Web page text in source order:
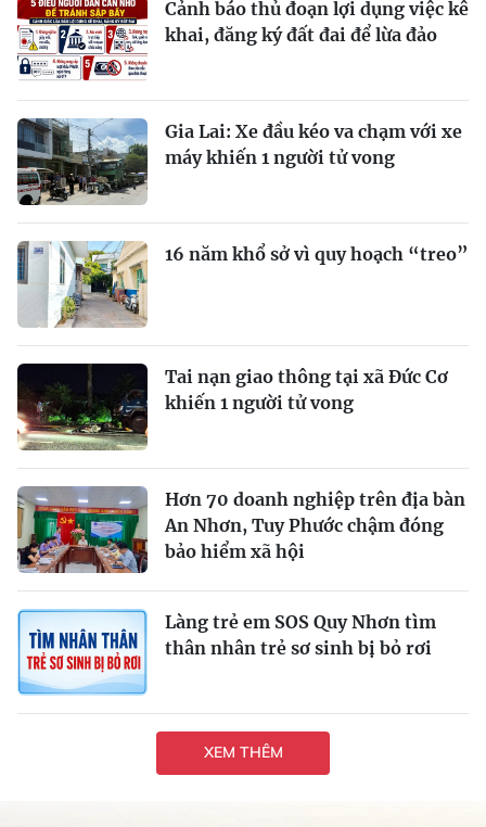
Cảnh báo thủ đoạn lợi dụng việc kê
khai, đăng ký đất đai để lừa đảo
Gia Lai: Xe đầu kéo va chạm với xe
máy khiến 1 người tử vong
16 năm khổ sở vì quy hoạch “treo”
Tai nạn giao thông tại xã Đức Cơ
khiến 1 người tử vong
Hơn 70 doanh nghiệp trên địa bàn
An Nhơn, Tuy Phước chậm đóng
bảo hiểm xã hội
Làng trẻ em SOS Quy Nhơn tìm
thân nhân trẻ sơ sinh bị bỏ rơi
XEM THÊM